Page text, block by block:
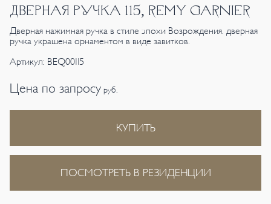
ДВЕРНАЯ РУЧКА 115, REMY GARNIER
Дверная нажимная ручка в стиле эпохи Возрождения. дверная
ручка украшена орнаментом в виде завитков.
Артикул: BEQ00115
Цена по запросу руб.
КУПИТЬ
ПОСМОТРЕТЬ В РЕЗИДЕНЦИИ